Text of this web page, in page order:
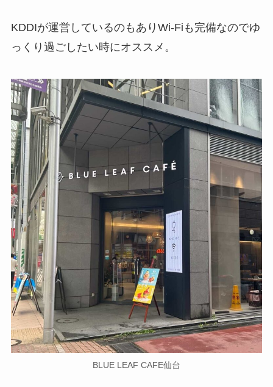
KDDIが運営しているのもありWi-Fiも完備なのでゆ
っくり過ごしたい時にオススメ。
BLUE LEAF CAFE仙台